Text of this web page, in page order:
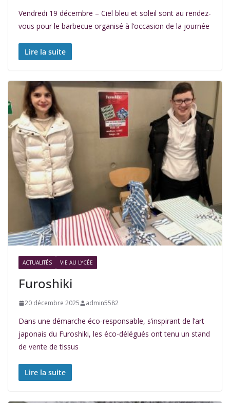
Vendredi 19 décembre – Ciel bleu et soleil sont au rendez-
vous pour le barbecue organisé à l’occasion de la journée
Lire la suite
ACTUALITÉS VIE AU LYCÉE
Furoshiki
20 décembre 2025 admin5582
Dans une démarche éco-responsable, s’inspirant de l’art
japonais du Furoshiki, les éco-délégués ont tenu un stand
de vente de tissus
Lire la suite